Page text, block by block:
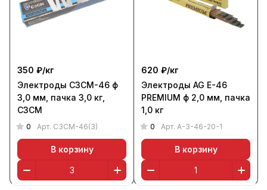
350 ₽/кг
Электроды СЗСМ-46 ф
3,0 мм, пачка 3,0 кг,
СЗСМ
0 Арт. СЗСМ-46(3)
В корзину
620 ₽/кг
Электроды AG E-46
PREMIUM ф 2,0 мм, пачка
1,0 кг
0 Арт. A-3-46-20-1
В корзину